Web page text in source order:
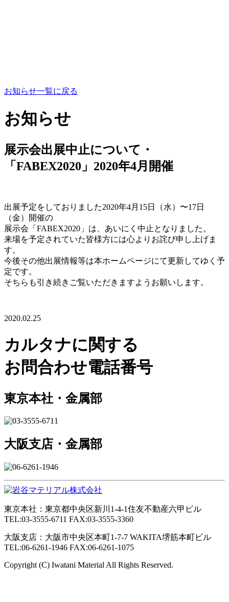
お知らせ一覧に戻る
お知らせ
展示会出展中止について・
「FABEX2020」2020年4月開催
出展予定をしておりました2020年4月15日（水）〜17日
（金）開催の
展示会「FABEX2020」は、あいにく中止となりました。
来場を予定されていた皆様方には心よりお詫び申し上げま
す。
今後その他出展情報等は本ホームページにて更新してゆく予
定です。
そちらも引き続きご覧いただきますようお願いします。
2020.02.25
カルタナに関する
お問合わせ電話番号
東京本社・金属部
大阪支店・金属部
東京本社：東京都中央区新川1-4-1住友不動産六甲ビル
TEL:03-3555-6711 FAX:03-3555-3360
大阪支店：大阪市中央区本町1-7-7 WAKITA堺筋本町ビル
TEL:06-6261-1946 FAX:06-6261-1075
Copyright (C) Iwatani Material All Rights Reserved.